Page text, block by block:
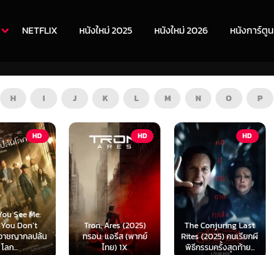
NETFLIX หนังใหม่ 2025 หนังใหม่ 2026 หนังการ์ตูน
H I J K L M N O P
HD
(2025)
อรีส (พากย์
ไทย) 1X
HD
The Conjuring Last
Rites (2025) คนเรียกผี
พิธีกรรมครั้งสุดท้าย...
HD
Elio (2025) เอลิโอ
(พากย์ไทย)